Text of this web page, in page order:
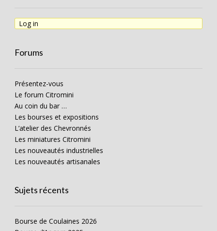
Log in
Forums
Présentez-vous
Le forum Citromini
Au coin du bar …
Les bourses et expositions
L’atelier des Chevronnés
Les miniatures Citromini
Les nouveautés industrielles
Les nouveautés artisanales
Sujets récents
Bourse de Coulaines 2026